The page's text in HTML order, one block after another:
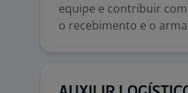
equipe e contribuir
o recebimento e o